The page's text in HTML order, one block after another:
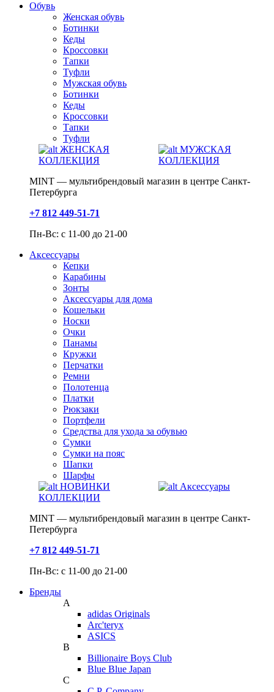
Обувь
Женская обувь
Ботинки
Кеды
Кроссовки
Тапки
Туфли
Мужская обувь
Ботинки
Кеды
Кроссовки
Тапки
Туфли
ЖЕНСКАЯ
КОЛЛЕКЦИЯ
МУЖСКАЯ
КОЛЛЕКЦИЯ
MINT — мультибрендовый магазин в центре Санкт-
Петербурга
+7 812 449-51-71
Пн-Вс: с 11-00 до 21-00
Аксессуары
Кепки
Карабины
Зонты
Аксессуары для дома
Кошельки
Носки
Очки
Панамы
Кружки
Перчатки
Ремни
Полотенца
Платки
Рюкзаки
Портфели
Средства для ухода за обувью
Сумки
Сумки на пояс
Шапки
Шарфы
НОВИНКИ
КОЛЛЕКЦИИ
Аксессуары
MINT — мультибрендовый магазин в центре Санкт-
Петербурга
+7 812 449-51-71
Пн-Вс: с 11-00 до 21-00
Бренды
A
adidas Originals
Arc'teryx
ASICS
B
Billionaire Boys Club
Blue Blue Japan
C